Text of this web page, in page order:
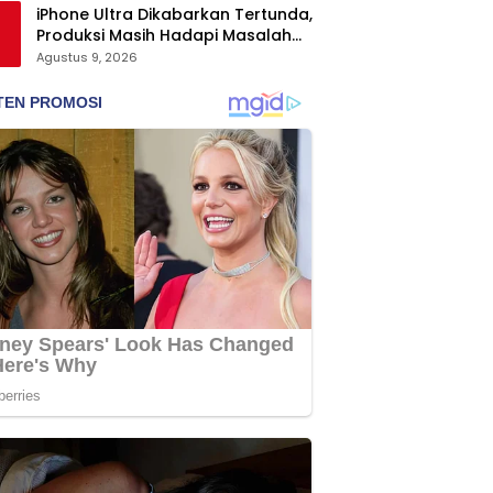
iPhone Ultra Dikabarkan Tertunda,
Produksi Masih Hadapi Masalah
Engsel dan Layar
Agustus 9, 2026